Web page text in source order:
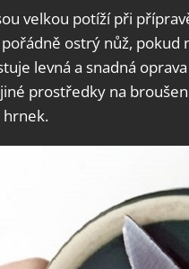
velkou potíží při
ostrý nůž, pokud
levná a snadná
prostředky na
hrnek.